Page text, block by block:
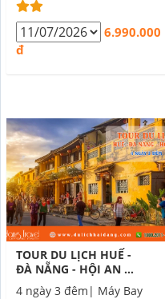
6.990.000
đ
TOUR DU LỊCH HUẾ -
ĐÀ NẴNG - HỘI AN 4
NGÀY 3 ĐÊM
4 ngày 3 đêm| Máy Bay